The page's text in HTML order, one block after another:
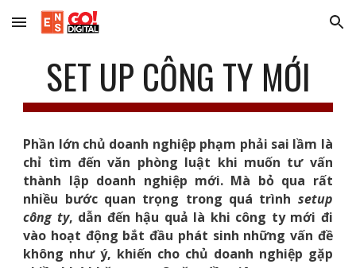
Skip to main content Skip to navigation
SET UP CÔNG TY MỚI
Phần lớn chủ doanh nghiệp phạm phải sai lầm là
chỉ tìm đến văn phòng luật khi muốn tư vấn
thành lập doanh nghiệp mới. Mà bỏ qua rất
nhiều bước quan trọng trong quá trình setup
công ty, dẫn đến hậu quả là khi công ty mới đi
vào hoạt động bắt đầu phát sinh những vấn đề
không như ý, khiến cho chủ doanh nghiệp gặp